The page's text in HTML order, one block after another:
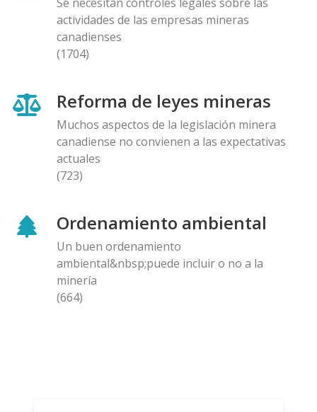
actividades de las empresas mineras
canadienses
(1704)
Reforma de leyes mineras
Muchos aspectos de la legislación minera
canadiense no convienen a las expectativas
actuales
(723)
Ordenamiento ambiental
Un buen ordenamiento
ambiental&nbsp;puede incluir o no a la
minería
(664)